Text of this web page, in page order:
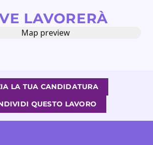
LAVORERÀ
LA TUA CANDIDATURA
QUESTO LAVORO